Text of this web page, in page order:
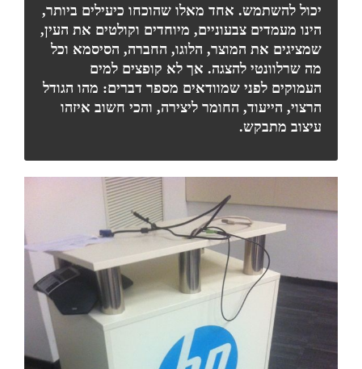
יכול להשתמש. אחד מאלו שהוכחו כיעילים ביותר,
הינו מעמדים צבעוניים, מיוחדים וקולטים את העין,
שמציגים את המוצר, הלוגו, החברה, הסיסמא וכל
מה שרלוונטי להצגה. אך לא קופצים למים
העמוקים לפני שמוודאים מספר דברים: מהו הגודל
הרצוי, הייעוד, החומר ליצירה, והכי חשוב איזהו
עיצוב מתבקש.